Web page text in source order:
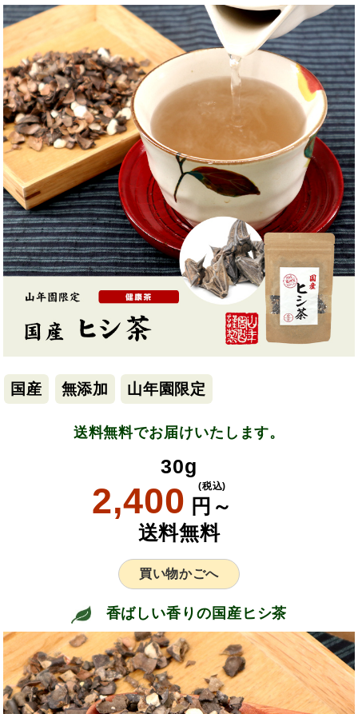
国産 無添加 山年園限定
送料無料でお届けいたします。
30g
2,400 円～
(税込)
送料無料
買い物かごへ
香ばしい香りの国産ヒシ茶